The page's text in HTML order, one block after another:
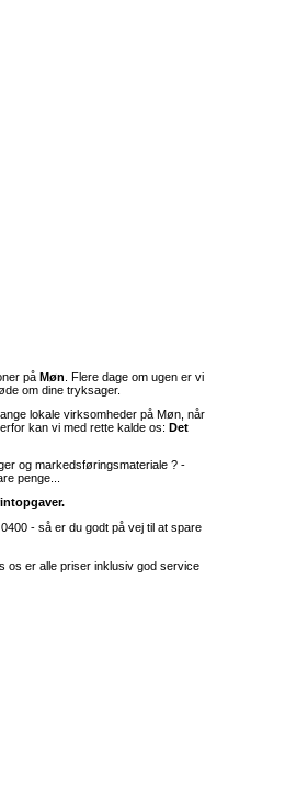
på Møn . Flere dage om ugen er vi
om dine tryksager.
lokale virksomheder på Møn, når
kan vi med rette kalde os: Det
og markedsføringsmateriale ? -
penge...
- så er du godt på vej til at spare
os er alle priser inklusiv god service